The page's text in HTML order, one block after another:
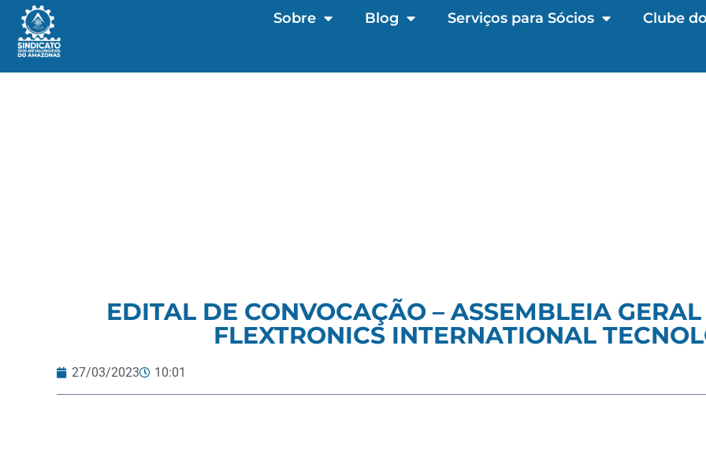
Sobre Blog Serviços para Sócios Clube
EDITAL DE CONVOCAÇÃO – ASSEMBLEIA
FLEXTRONICS INTERNATIONAL
27/03/2023 10:01